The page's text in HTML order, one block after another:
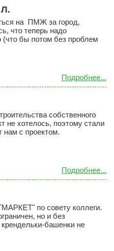
на ПМЖ за город,
что теперь надо
(что бы потом без проблем
Подробнее...
собственного
не хотелось, поэтому стали
нам с проектом.
Подробнее...
по совету коллеги.
но и без
башенки не